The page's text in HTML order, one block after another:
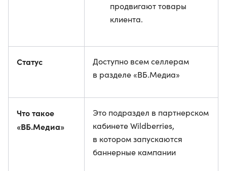
продвигают товары
клиента.
Статус
Доступно всем селлерам
в разделе «ВБ.Медиа»
Что такое
«ВБ.Медиа»
Это подраздел в партнерском
кабинете Wildberries,
в котором запускаются
баннерные кампании